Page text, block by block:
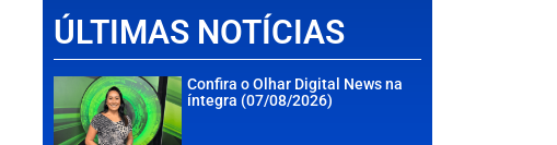
ÚLTIMAS NOTÍCIAS
Confira o Olhar Digital News na
íntegra (07/08/2026)